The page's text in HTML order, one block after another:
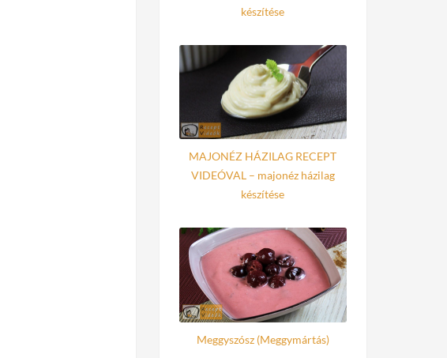
készítése
MAJONÉZ HÁZILAG RECEPT
VIDEÓVAL – majonéz házilag
készítése
Meggyszósz (Meggymártás)